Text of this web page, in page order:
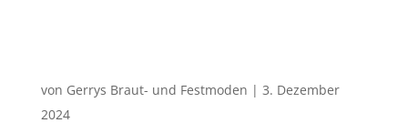
von Gerrys Braut- und Festmoden | 3. Dezember
2024